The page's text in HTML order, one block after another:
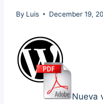
By Luis December 19,
Nueva